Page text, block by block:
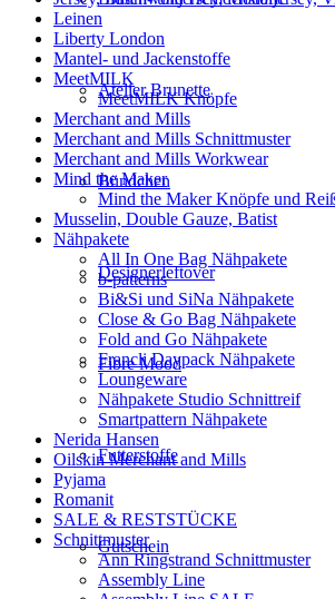
Atelier Brunette
Bündchen
Designerleftover
Fibre Mood
Futterstoffe
Gutschein
Leinen
Liberty London
Mantel- und Jackenstoffe
MeetMILK
MeetMILK Knöpfe
Merchant and Mills
Merchant and Mills Schnittmuster
Merchant and Mills Workwear
Mind the Maker
Mind the Maker Knöpfe und
Musselin, Double Gauze, Batist
Nähpakete
All In One Bag Nähpakete
b-patterns
Bi&Si und SiNa Nähpakete
Close & Go Bag Nähpakete
Fold and Go Nähpakete
Francli Daypack Nähpakete
Loungeware
Nähpakete Studio Schnittreif
Smartpattern Nähpakete
Nerida Hansen
Oilskin Merchant and Mills
Pyjama
Romanit
SALE & RESTSTÜCKE
Schnittmuster
Ann Ringstrand Schnittmuster
Assembly Line